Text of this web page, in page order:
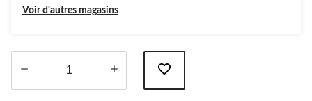
Voir d'autres magasins